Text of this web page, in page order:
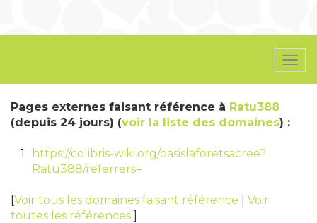
Pages externes faisant référence à Ratu388
(depuis 24 jours) (voir la liste des domaines) :
1
https://colibris-wiki.org/oasislaforetsacree?
Ratu388/referrers=
[Voir tous les domaines faisant référence
Voir
toutes les références ]